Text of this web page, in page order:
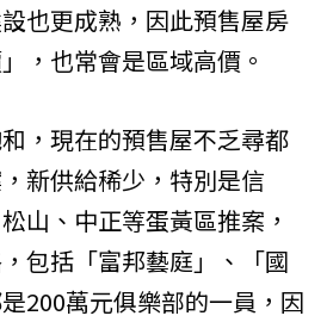
也更成熟，因此預售屋房
，也常會是區域高價。
，現在的預售屋不乏尋都
新供給稀少，特別是信
山、中正等蛋黃區推案，
包括「富邦藝庭」、「國
200萬元俱樂部的一員，因